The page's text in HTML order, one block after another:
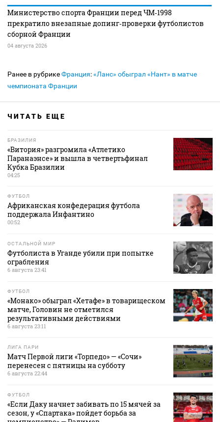
Министерство спорта Франции перед ЧМ‑1998
прекратило внезапные допинг‑проверки футболистов
сборной Франции
04 августа 2026
Ранее в рубрикеФранция:«Ланс» обыграл «Нант» в матче
чемпионата Франции
ЧИТАТЬ ЕЩЕ
БРАЗИЛИЯ
«Витория» разгромила «Атлетико
Паранаэнсе» и вышла в четвертьфинал
Кубка Бразилии
04:25
ФУТБОЛ
Африканская конфедерация футбола
поддержала Инфантино
00:52
ОСТАЛЬНОЙ МИР
Футболиста в Уганде убили при попытке
ограбления
6 августа 23:41
ФУТБОЛ
«Монако» обыграл «Хетафе» в товарищеском
матче, Головин не отметился
результативными действиями
6 августа 23:11
ЛИГА ПАРИ
Матч Первой лиги «Торпедо» — «Сочи»
перенесен с пятницы на субботу
6 августа 22:44
ФУТБОЛ
«Если Даку начнет забивать по 15 мячей за
сезон, у «Спартака» пойдет борьба за